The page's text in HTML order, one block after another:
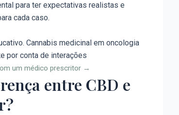
para ter expectativas realistas e
cada caso.
Cannabis medicinal em oncologia
por conta de interações
um médico prescritor →
entre CBD e